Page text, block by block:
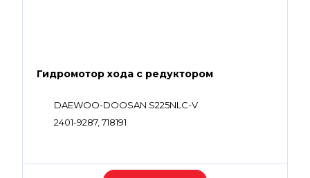
Гидромотор хода с редуктором
DAEWOO-DOOSAN S225NLC-V
2401-9287, 718191